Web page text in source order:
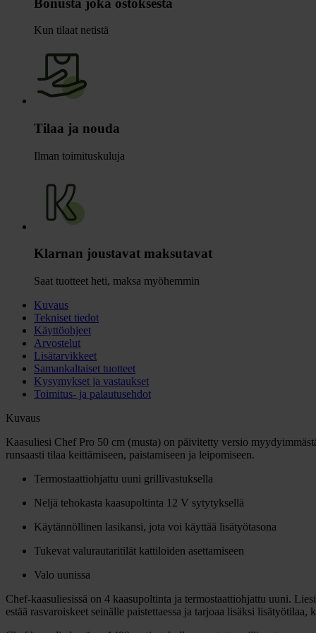
Kun tilaat netistä
Tilaa ja nouda
Ilman toimituskuluja
Klarnan joustavat maksutavat
Saat tuotteet heti, maksa myöhemmin
Kuvaus
Tekniset tiedot
Käyttöohjeet
Arvostelut
Lisätarvikkeet
Samankaltaiset tuotteet
Kysymykset ja vastaukset
Toimitus- ja palautusehdot
Kuvaus
Kaasuliesi Chef Pro 50 cm (musta) on päivitetty versio
runsaasti tilaa keittämiseen, paistamiseen ja leipomiseen.
Termostaattiohjattu uuni grillivastuksella
Neljä tehokasta kaasupoltinta 12 V sytytyksellä
Käytännöllinen lasikansi, jota voi käyttää lisätyötasona
Tukevat valurautaritilät kattiloiden asettamiseen
Valo uunissa
Chef-kaasuliesissä on 4 kaasupoltinta ja termostaattiohjattu uuni.
estää rasvaroiskeet seinälle paistettaessa ja tarjoaa lisäksi